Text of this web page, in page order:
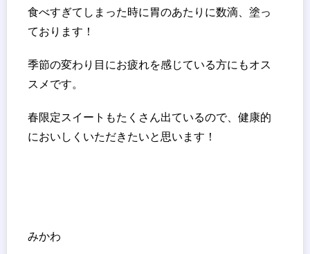
食べすぎてしまった時に胃のあたりに数滴、塗っ
ております！
季節の変わり目にお疲れを感じている方にもオス
スメです。
春限定スイートもたくさん出ているので、健康的
においしくいただきたいと思います！
みかわ